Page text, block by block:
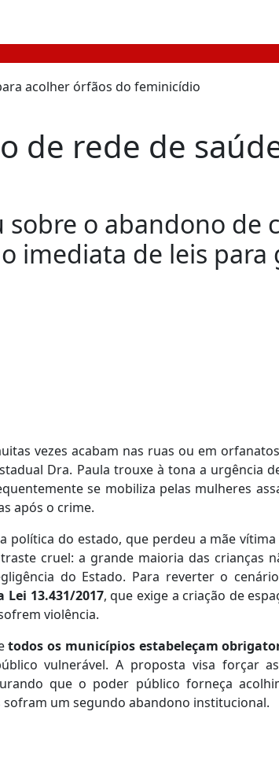
de rede de
o abandono de
imediata de leis
vezes acabam nas ruas ou em
Dra. Paula trouxe à tona a urgência
se mobiliza pelas mulheres
após o crime.
do estado, que perdeu a mãe
cruel: a grande maioria das crianças
do Estado. Para reverter o
13.431/2017, que exige a criação de
violência.
todos os municípios estabeleçam
vulnerável. A proposta visa forçar
que o poder público forneça
sofram um segundo abandono institucional.